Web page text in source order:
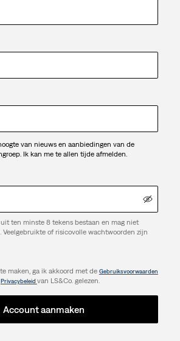
van nieuws en aanbiedingen van de
Ik kan me te allen tijde afmelden.
ten minste 8 tekens bestaan en mag niet
Veelgebruikte of risicovolle wachtwoorden zijn
maken, ga ik akkoord met de Gebruiksvoorwaarden
Privacybeleid van LS&Co. gelezen.
Account aanmaken